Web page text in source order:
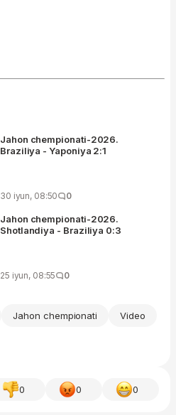
Jahon chempionati-2026.
Braziliya - Yaponiya 2:1
30 iyun, 08:50 0
Jahon chempionati-2026.
Shotlandiya - Braziliya 0:3
25 iyun, 08:55 0
Jahon chempionati Video
0 0 0